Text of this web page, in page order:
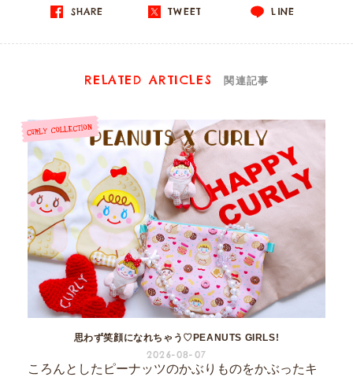
SHARE TWEET LINE
RELATED ARTICLES 関連記事
思わず笑顔になれちゃう♡PEANUTS GIRLS!
2026-08-07
ころんとしたピーナッツのかぶりものをかぶったキ